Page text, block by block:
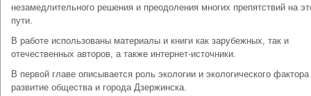
незамедлительного решения и преодоления многих препятствий на
пути.
В работе использованы материалы и книги как зарубежных, так и
отечественных авторов, а также интернет-источники.
В первой главе описывается роль экологии и экологического фактора
развитие общества и города Дзержинска.